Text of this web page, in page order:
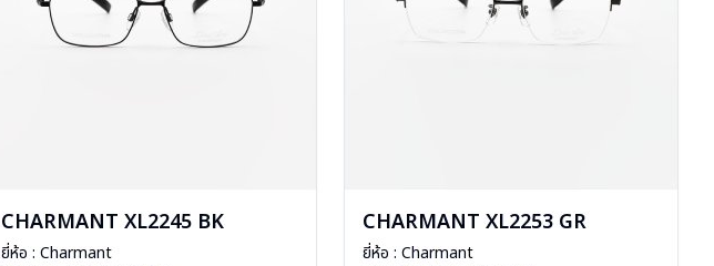
CHARMANT XL2245 BK
ยี่ห้อ : Charmant
CHARMANT XL2253 GR
ยี่ห้อ : Charmant